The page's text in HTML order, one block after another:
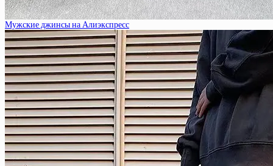
Мужские джинсы на Алиэкспресс